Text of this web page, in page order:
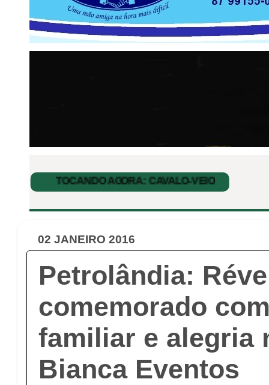
02 JANEIRO 2016
Petrolândia:
comemorado
familiar e alegria
Bianca Eventos